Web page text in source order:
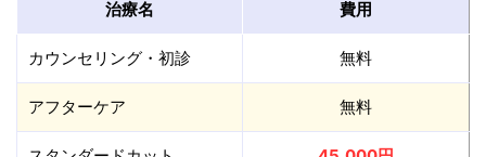
治療名 費用
カウンセリング・初診 無料
アフターケア 無料